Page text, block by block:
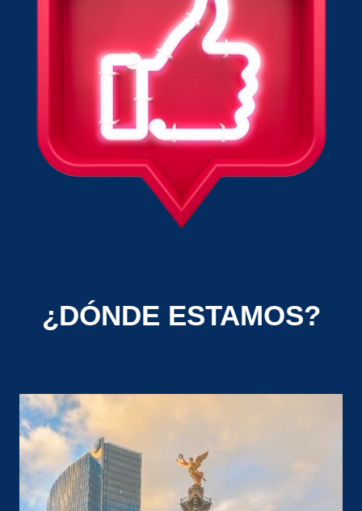
¿DÓNDE ESTAMOS?